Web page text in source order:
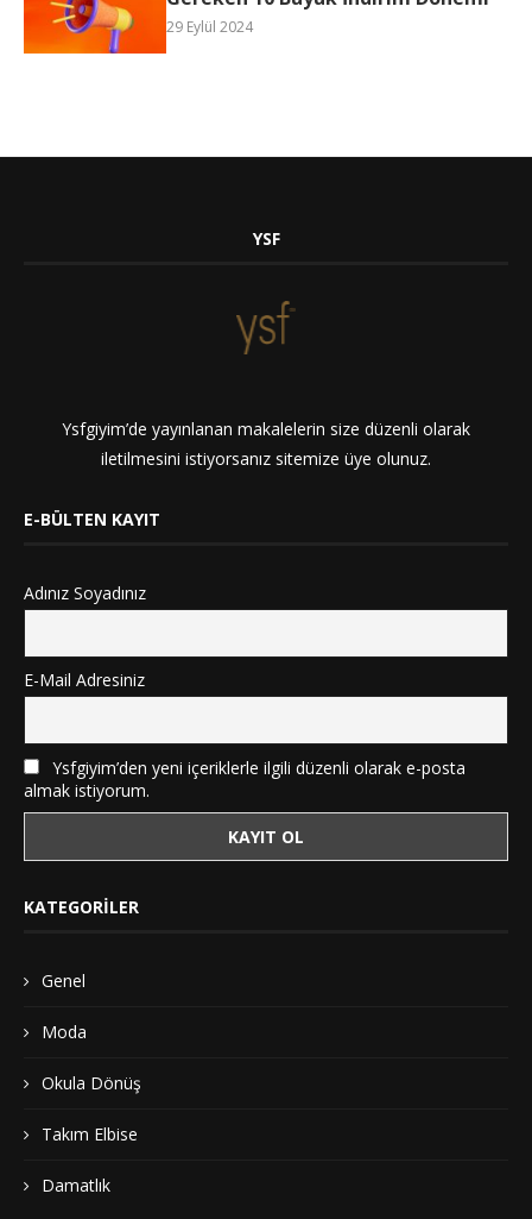
29 Eylül 2024
YSF
Ysfgiyim’de yayınlanan makalelerin size düzenli olarak
iletilmesini istiyorsanız sitemize üye olunuz.
E-BÜLTEN KAYIT
Adınız Soyadınız
E-Mail Adresiniz
Ysfgiyim’den yeni içeriklerle ilgili düzenli olarak e-posta
almak istiyorum.
KATEGORILER
Genel
Moda
Okula Dönüş
Takım Elbise
Damatlık